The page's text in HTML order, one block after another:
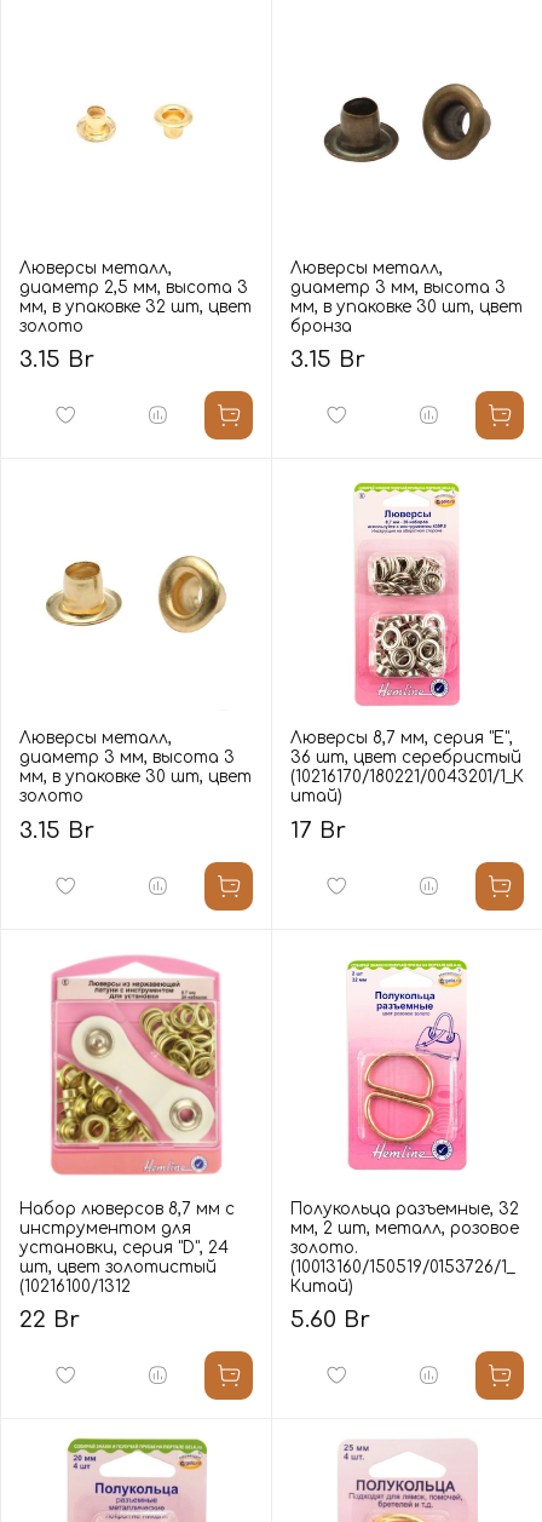
Люверсы металл,
диаметр 2,5 мм, высота 3
мм, в упаковке 32 шт, цвет
золото
3.15 Br
Люверсы металл,
диаметр 3 мм, высота 3
мм, в упаковке 30 шт, цвет
бронза
3.15 Br
Люверсы металл,
диаметр 3 мм, высота 3
мм, в упаковке 30 шт, цвет
золото
3.15 Br
Люверсы 8,7 мм, серия "E",
36 шт, цвет серебристый
(10216170/180221/0043201/1_К
итай)
17 Br
Набор люверсов 8,7 мм с
инструментом для
установки, серия "D", 24
шт, цвет золотистый
(10216100/1312
22 Br
Полукольца разъемные, 32
мм, 2 шт, металл, розовое
золото.
(10013160/150519/0153726/1_
Китай)
5.60 Br